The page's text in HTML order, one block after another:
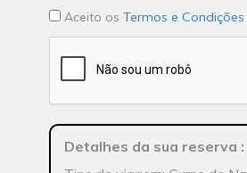
Aceito os Termos e Condições
Detalhes da sua reserva :